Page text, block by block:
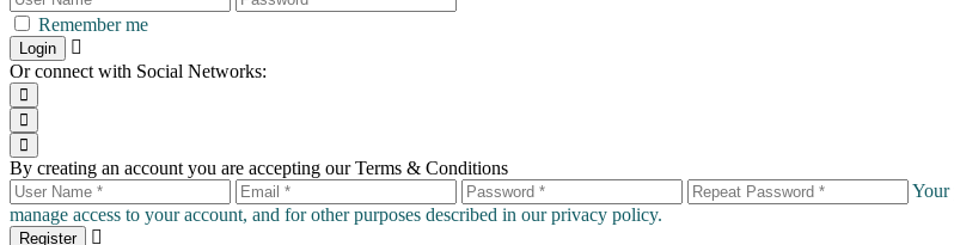
Remember me
Login
Or connect with Social Networks:
By creating an account you are accepting our Terms & Conditions
Your
manage access to your account, and for other purposes described in ourprivacy policy.
Register